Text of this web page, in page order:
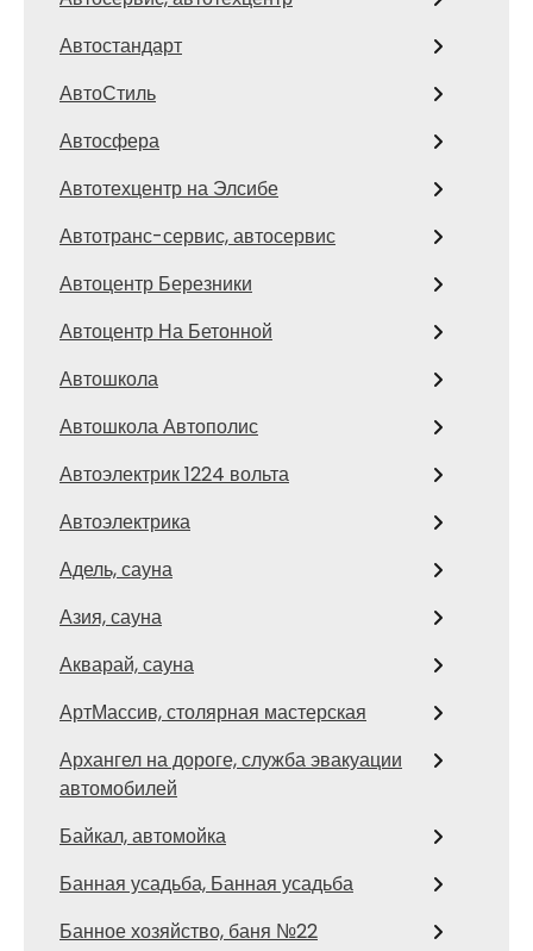
Автостандарт
АвтоСтиль
Автосфера
Автотехцентр на Элсибе
Автотранс-сервис, автосервис
Автоцентр Березники
Автоцентр На Бетонной
Автошкола
Автошкола Автополис
Автоэлектрик 1224 вольта
Автоэлектрика
Адель, сауна
Азия, сауна
Акварай, сауна
АртМассив, столярная мастерская
Архангел на дороге, служба эвакуации
автомобилей
Байкал, автомойка
Банная усадьба, Банная усадьба
Банное хозяйство, баня №22